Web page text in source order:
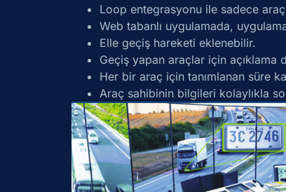
Loop entegrasyonu ile sadece
Web tabanlı uygulamada,
Elle geçiş hareketi eklenebilir.
Geçiş yapan araçlar için açıklama
Her bir araç için tanımlanan süre
Araç sahibinin bilgileri kolaylıkla